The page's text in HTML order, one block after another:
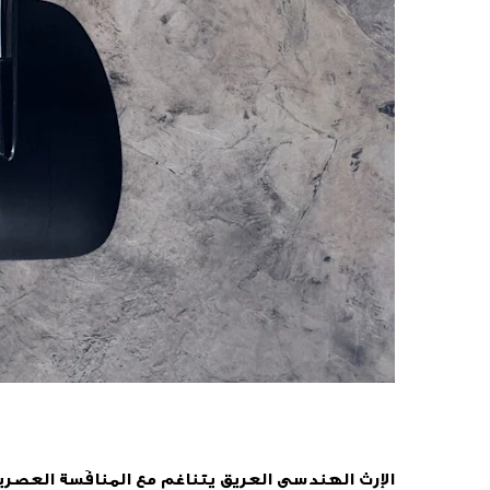
الإرث الهندسي العريق يتناغم مع المنافَسة